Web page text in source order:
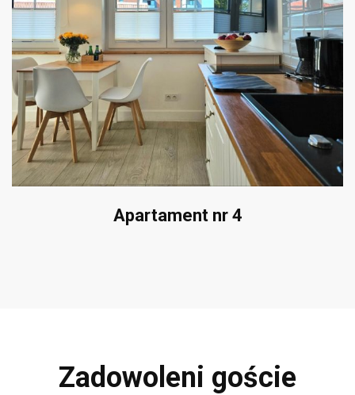
Apartament nr 4
Zadowoleni goście